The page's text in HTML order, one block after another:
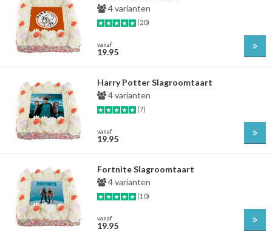
4 varianten
(20)
vanaf
19.95
Harry Potter Slagroomtaart
4 varianten
(7)
vanaf
19.95
Fortnite Slagroomtaart
4 varianten
(10)
vanaf
19.95